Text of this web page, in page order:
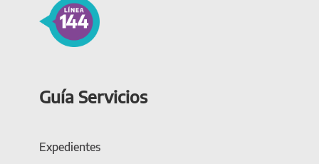
Guía Servicios
Expedientes